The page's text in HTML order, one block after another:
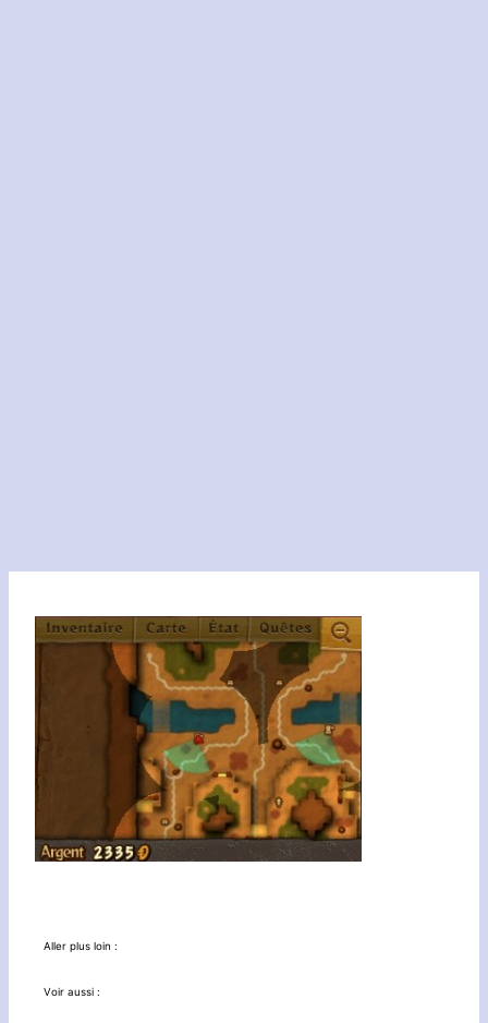
Aller plus loin :
Voir aussi :